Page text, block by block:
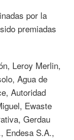
por la
premiadas
Leroy Merlin,
Agua de
Autoridad
Ewaste
Gerdau
Endesa S.A.,